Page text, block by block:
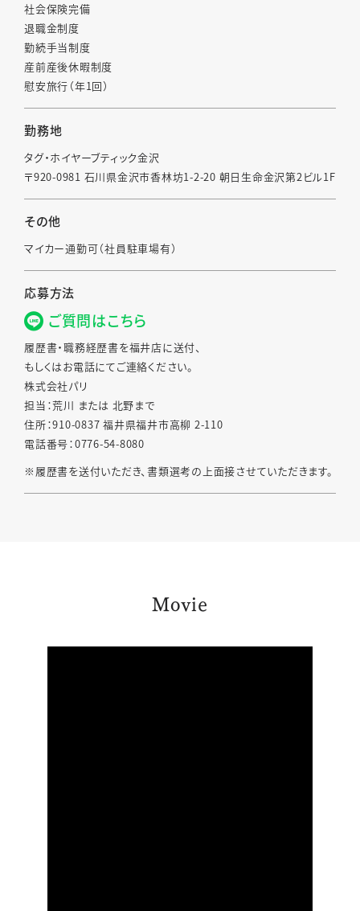
社会保険完備
退職金制度
勤続手当制度
産前産後休暇制度
慰安旅行（年1回）
勤務地
タグ・ホイヤーブティック金沢
〒920-0981 石川県金沢市香林坊1-2-20 朝日生命金沢第2ビル1F
その他
マイカー通勤可（社員駐車場有）
応募方法
ご質問はこちら
履歴書・職務経歴書を福井店に送付、
もしくはお電話にてご連絡ください。
株式会社パリ
担当：荒川 または 北野まで
住所：910-0837 福井県福井市高柳 2-110
電話番号：0776-54-8080
※履歴書を送付いただき、書類選考の上面接させていただきます。
Movie